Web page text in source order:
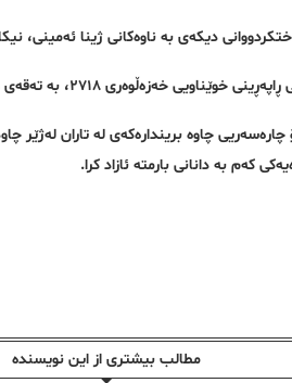
دیکەی بە ناوەکانی ژینا ئەمینی،
هێزەکانی کۆماری ئیسلامیی ئێران چاوی چەپی بریندار بووە.
٢٧١٨ لە کاتێکدا کە بۆ چارەسەریی چاوە بریندارەکەی
کەم بە دانانی بارمتە ئازاد کرا.
مطالب بیشتری از این نویسندە